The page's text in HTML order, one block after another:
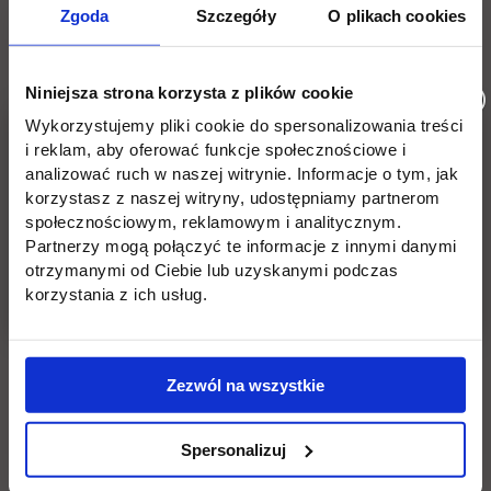
Zgoda Szczegóły O plikach cookies
Niniejsza strona korzysta z plików cookie
Wykorzystujemy pliki cookie do spersonalizowania treści
i reklam, aby oferować funkcje społecznościowe i
analizować ruch w naszej witrynie. Informacje o tym, jak
korzystasz z naszej witryny, udostępniamy partnerom
społecznościowym, reklamowym i analitycznym.
Partnerzy mogą połączyć te informacje z innymi danymi
otrzymanymi od Ciebie lub uzyskanymi podczas
korzystania z ich usług.
Zezwól na wszystkie
Spersonalizuj
Władze
Baza dydaktyczna
Baza laboratoryjna
BIPlink otwiera się w nowej karcie
Wydział Inżynieryjny
Wydział Zamiejscowy Płońsk
Pracalink otwiera się w nowej